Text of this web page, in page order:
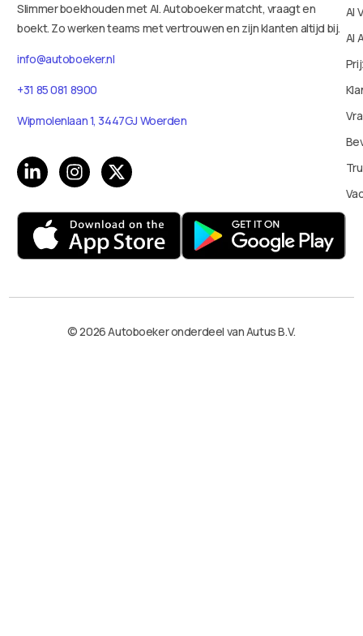
Slimmer boekhouden met AI. Autoboeker matcht, vraagt en
boekt. Zo werken teams met vertrouwen en zijn klanten altijd bij.
info@autoboeker.nl
+31 85 081 8900
Wipmolenlaan 1, 3447GJ Woerden
AI
AI
© 2026 Autoboeker onderdeel van Autus B.V.